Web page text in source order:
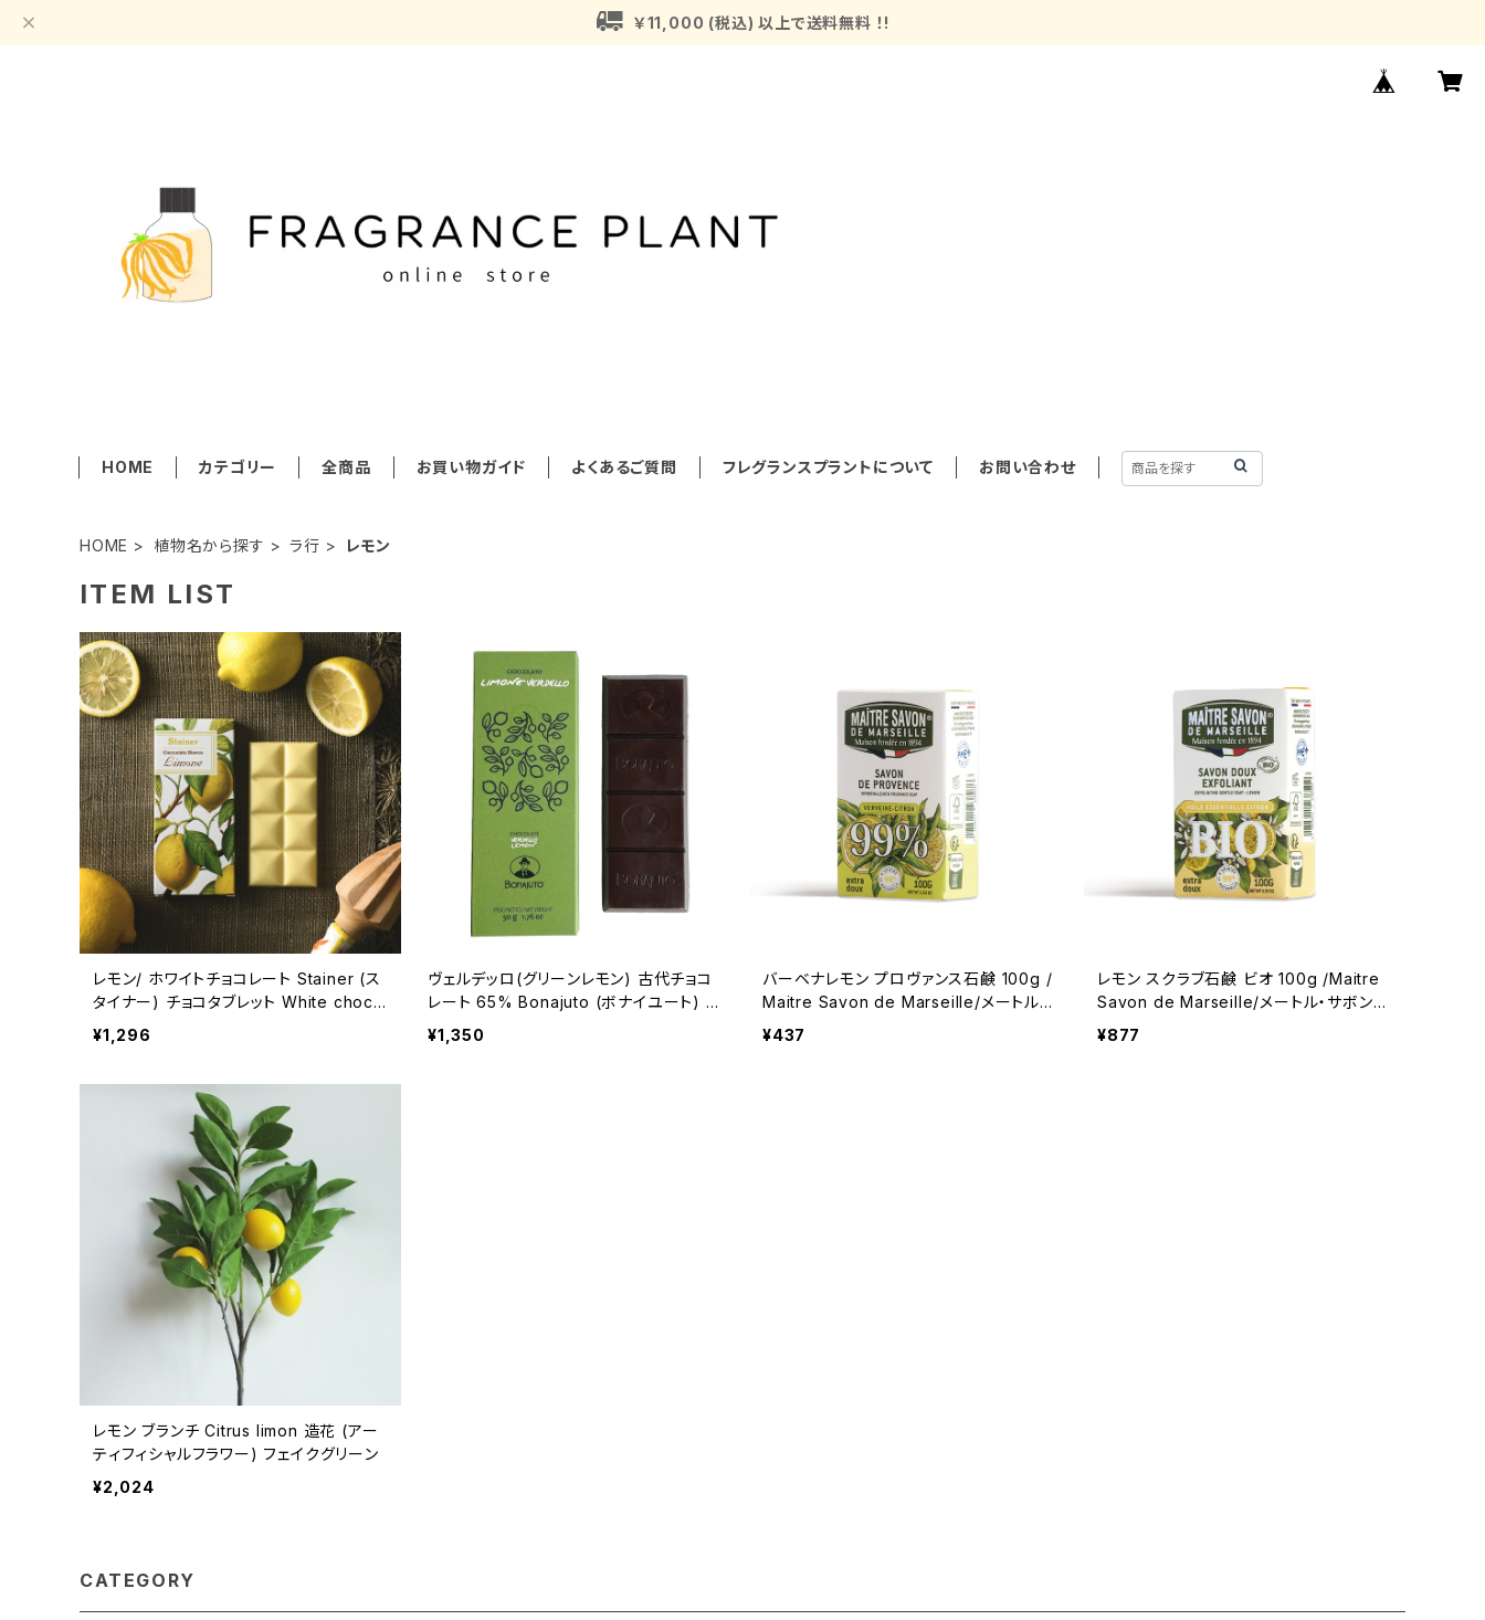
￥11,000 (税込) 以上で送料無料 ！!
HOME カテゴリー 全商品 お買い物ガイド よくあるご質問 フレグランスプラントについて お問い合わせ
HOME 植物名から探す ラ行 レモン
ITEM LIST
レモン/ ホワイトチョコレート Stainer (ス
タイナー) チョコタブレット White choco
late bar with Lemon
¥1,296
ヴェルデッロ(グリーンレモン) 古代チョコ
レート 65% Bonajuto (ボナイユート) タ
ブレット50g 【シチリア】
¥1,350
バーベナレモン プロヴァンス石鹸 100g /
Maitre Savon de Marseille/メートル・
サボン・ド・マルセイユ ＜フランス製＞ フ
¥437
レモン スクラブ石鹸 ビオ 100g /Maitre
Savon de Marseille/メートル・サボン・
ド・マルセイユ ＜フランス製＞ BIO オー
¥877
レモン ブランチ Citrus limon 造花 (アー
ティフィシャルフラワー) フェイクグリーン
¥2,024
CATEGORY